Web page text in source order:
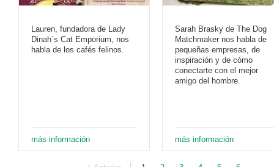
Lauren, fundadora de Lady
Dinah´s Cat Emporium, nos
habla de los cafés felinos.
más información
Sarah Brasky de The Dog
Matchmaker nos habla de
pequeñas empresas, de
inspiración y de cómo
conectarte con el mejor
amigo del hombre.
más información